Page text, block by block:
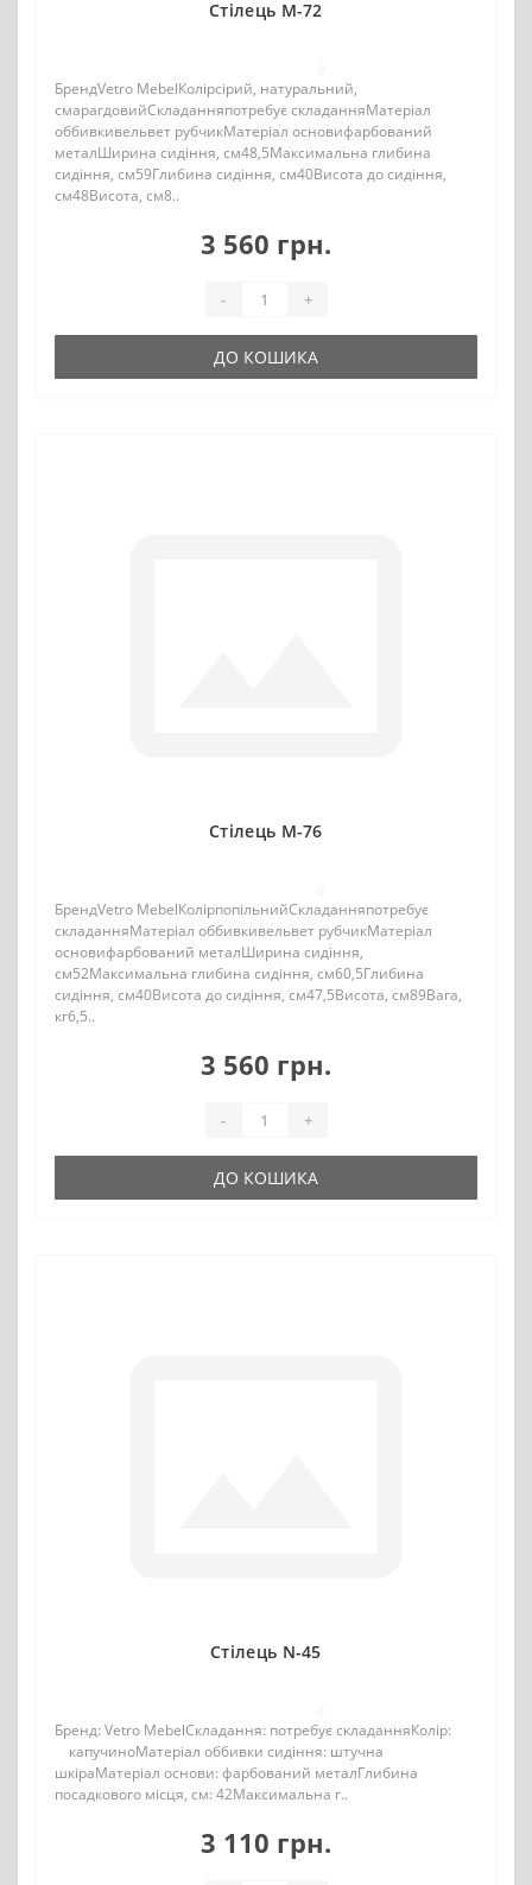
Стілець M-72
БрендVetro MebelКолірсірий, натуральний,
смарагдовийСкладанняпотребує складанняМатеріал
оббивкивельвет рубчикМатеріал основифарбований
металШирина сидіння, см48,5Максимальна глибина
сидіння, см59Глибина сидіння, см40Висота до сидіння,
см48Висота, см8..
3 560 грн.
- +
ДО КОШИКА
Стілець M-76
БрендVetro MebelКолірпопільнийСкладанняпотребує
складанняМатеріал оббивкивельвет рубчикМатеріал
основифарбований металШирина сидіння,
см52Максимальна глибина сидіння, см60,5Глибина
сидіння, см40Висота до сидіння, см47,5Висота, см89Вага,
кг6,5..
3 560 грн.
- +
ДО КОШИКА
Стілець N-45
Бренд: Vetro MebelСкладання: потребує складанняКолір:
капучиноМатеріал оббивки сидіння: штучна
шкіраМатеріал основи: фарбований металГлибина
посадкового місця, см: 42Максимальна г..
3 110 грн.